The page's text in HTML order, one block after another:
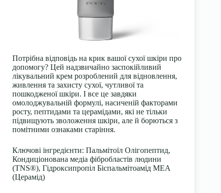
Потрібна відповідь на крик вашої сухої шкіри про
допомогу? Цей надзвичайно заспокійливий
лікувальний крем розроблений для відновлення,
живлення та захисту сухої, чутливої та
пошкодженої шкіри. І все це завдяки
омолоджувальній формулі, насиченій факторами
росту, пептидами та церамідами, які не тільки
підвищують зволоження шкіри, але й борються з
помітними ознаками старіння.
Ключові інгредієнти: Пальмітоїл Олігопептид,
Кондиціонована медіа фібробластів людини
(TNS®), Гідроксипропіл Біспальмітоамід МЕА
(Церамід)